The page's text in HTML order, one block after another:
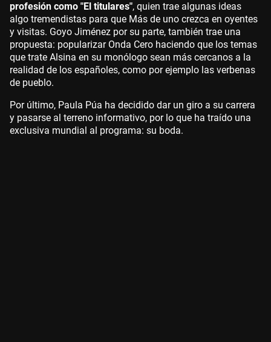
profesión como "El titulares", quien trae algunas ideas
algo tremendistas para que Más de uno crezca en oyentes
y visitas. Goyo Jiménez por su parte, también trae una
propuesta: popularizar Onda Cero haciendo que los temas
que trate Alsina en su monólogo sean más cercanos a la
realidad de los españoles, como por ejemplo las verbenas
de pueblo.
Por último, Paula Púa ha decidido dar un giro a su carrera
y pasarse al terreno informativo, por lo que ha traído una
exclusiva mundial al programa: su boda.